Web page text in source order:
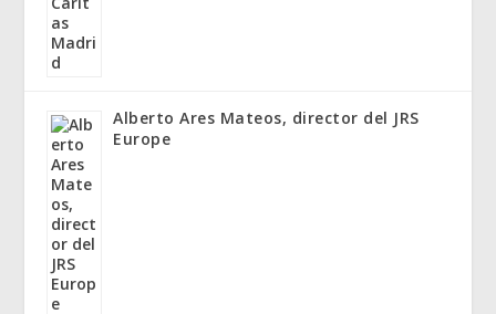
Alberto Ares Mateos, director del JRS
Europe